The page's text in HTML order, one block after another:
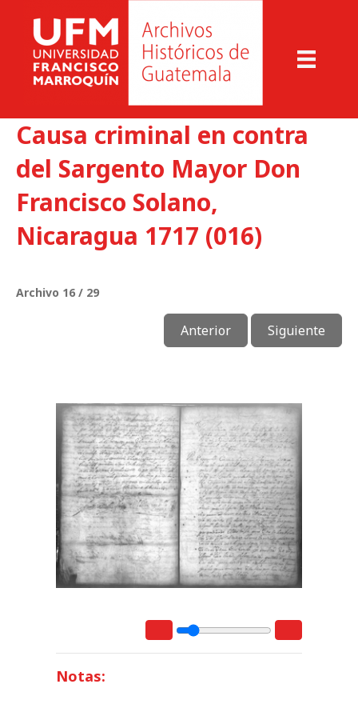
Causa criminal en contra
del Sargento Mayor Don
Francisco Solano,
Nicaragua 1717 (016)
Archivo 16 / 29
Anterior Siguiente
Notas: